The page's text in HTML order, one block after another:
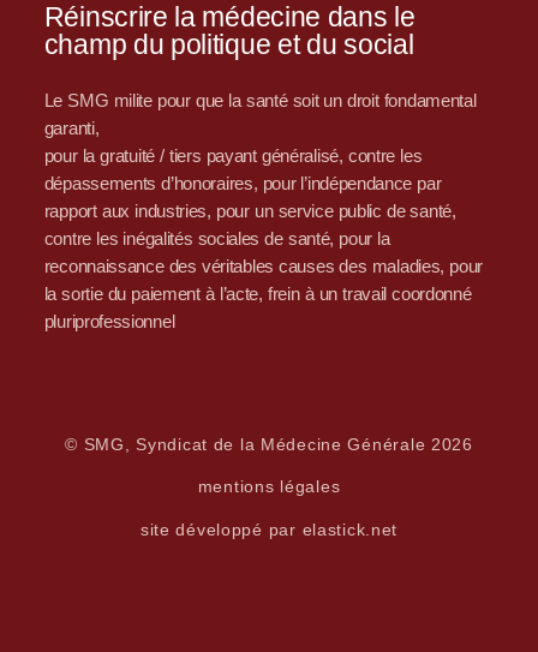
Réinscrire la médecine dans le
champ du politique et du social
Le SMG milite pour que la santé soit un droit fondamental
garanti,
pour la gratuité / tiers payant généralisé, contre les
dépassements d’honoraires, pour l’indépendance par
rapport aux industries, pour un service public de santé,
contre les inégalités sociales de santé, pour la
reconnaissance des véritables causes des maladies, pour
la sortie du paiement à l’acte, frein à un travail coordonné
pluriprofessionnel
© SMG, Syndicat de la Médecine Générale 2026
mentions légales
site développé par elastick.net